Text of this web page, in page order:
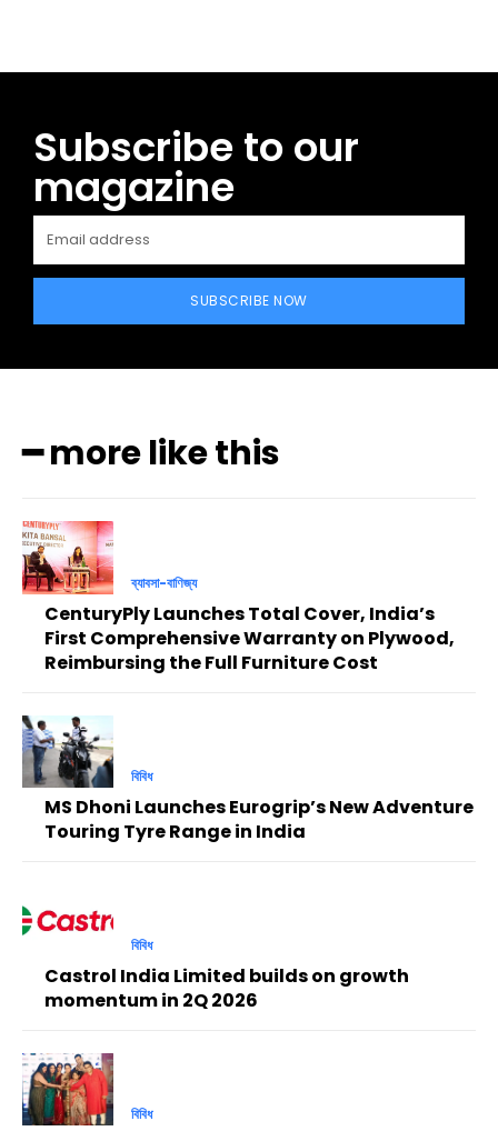
Subscribe to our
magazine
SUBSCRIBE NOW
━ more like this
ব্যাবসা-বাণিজ্য
CenturyPly Launches Total Cover, India’s
First Comprehensive Warranty on Plywood,
Reimbursing the Full Furniture Cost
বিবিধ
MS Dhoni Launches Eurogrip’s New Adventure
Touring Tyre Range in India
বিবিধ
Castrol India Limited builds on growth
momentum in 2Q 2026
বিবিধ